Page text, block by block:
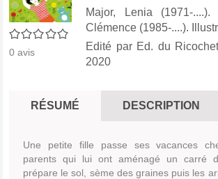
0/5
0 avis
Major, Lenia (1971-....).
Clémence (1985-....).
Edité par Ed. du
2020
RÉSUMÉ DESCRIPTION
Une petite fille passe ses vacances
parents qui lui ont aménagé un carré
prépare le sol, sème des graines puis les